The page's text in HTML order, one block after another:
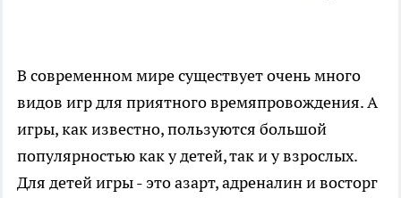
В современном мире существует очень много
видов игр для приятного времяпровождения. А
игры, как известно, пользуются большой
популярностью как у детей, так и у взрослых.
Для детей игры - это азарт, адреналин и восторг